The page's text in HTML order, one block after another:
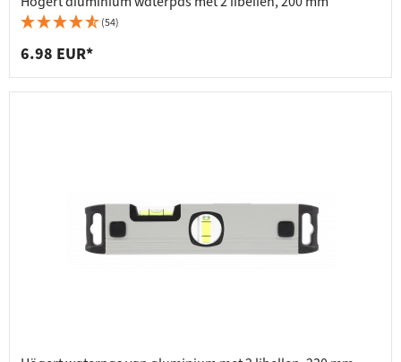
(54)
6.98 EUR*